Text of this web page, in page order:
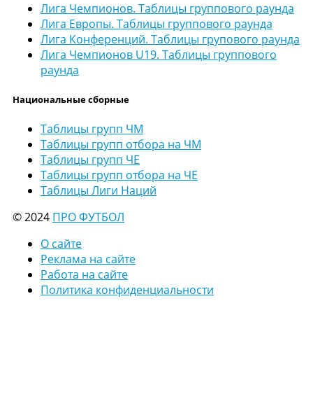
Лига Чемпионов. Таблицы группового раунда
Лига Европы. Таблицы группового раунда
Лига Конференций. Таблицы групового раунда
Лига Чемпионов U19. Таблицы группового
раунда
Национальные сборные
Таблицы групп ЧМ
Таблицы групп отбора на ЧМ
Таблицы групп ЧЕ
Таблицы групп отбора на ЧЕ
Таблицы Лиги Наций
© 2024 ПРО ФУТБОЛ
О сайте
Реклама на сайте
Работа на сайте
Политика конфиденциальности